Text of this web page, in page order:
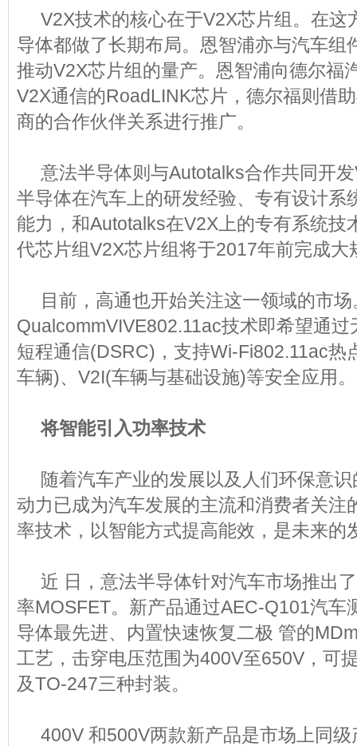
V2X技术的核心在于V2X芯片组。在这
导体都做了长期布局。恩智浦亦与汽车组
推动V2X芯片组的量产。恩智浦向德尔福
V2X通信的RoadLINK芯片，德尔福则借
商的合作伙伴关系进行推广。
意法半导体则与Autotalks合作共同开
半导体在汽车上的研发经验、专有设计系
能力，和Autotalks在V2X上的专有系统技
代芯片组V2X芯片组将于2017年前完成大
目前，高通也开始关注这一领域的市场
QualcommVIVE802.11ac技术即希望通
短程通信(DSRC)，支持Wi-Fi802.11ac热
车辆)、V2I(车辆与基础设施)等安全应用。
将智能引入功率技术
随着汽车产业的发展以及人们环保意识
动力已成为汽车发展的主流和消费者关注
率技术，以智能方式提高能效，是未来的
近 日，意法半导体针对汽车市场推出
率MOSFET。新产品通过AEC-Q101汽车
导体最先进、内置快速恢复二极 管的
工艺，击穿电压范围为400V至650V，可
及TO-247三种封装。
400V 和500V两款新产品是市场上同级